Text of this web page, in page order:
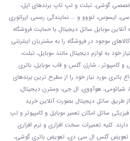
تخصصی گوشی، تبلت و لپ تاپ برندهای اپل،
ایسوس، لنووو و ... نمایندگی رسمی اپراتوری
آنلاین موبایل ساتل دیجیتال با حمایت فروشگاه
موجود در فروشگاه را به مشتریان اینترنتی
خود به لوازم دیجیتال مانند موبایل، تبلت،
کامپیوتر ، شارژر، گلس و قاب موبایل، باتری
باتری مورد نیاز خود را از مطرح ترین برندهای
شیائومی، هوآووی، ال جی، وسترن دیجیتال،
طریق ساتل دیجیتال بصورت آنلاین خرید
ساتل امکان تعمیر موبایل و کامپیوتر و لپ
کلیه تعمیرات سخت افزاری و نرم افزاری
تعویض گلس ال سی دی، تعویض باتری گوشی،